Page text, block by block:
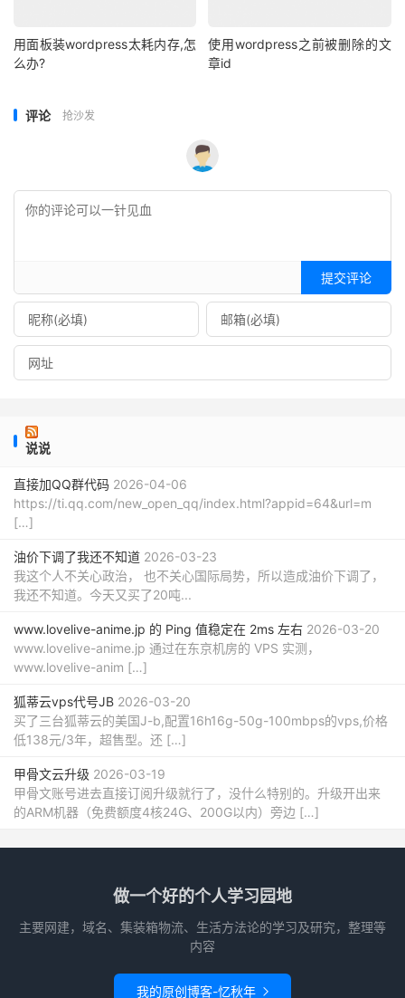
减少文件传输大小。
GTmetrix，测试网站性能，确保缓存设置有效。
备份网站数据：在调整缓存设置前，建议备份WordPress文
件和数据库，以防意外情况。
根据需求选择插件：根据技术水平和预算选择缓存插件，避
站的速度和性能。如果需要进一步的帮助，请随时联系！
用面板装wordpress太耗内存,怎
么办?
使用wordpress之前被删除的文
章id
评论 抢沙发
提交评论
说说
直接加QQ群代码 2026-04-06
https://ti.qq.com/new_open_qq/index.html?appid=64&url=m
[…]
油价下调了我还不知道 2026-03-23
我这个人不关心政治， 也不关心国际局势，所以造成油价下调了，
我还不知道。今天又买了20吨...
www.lovelive-anime.jp 的 Ping 值稳定在 2ms 左右 2026-03-20
www.lovelive-anime.jp 通过在东京机房的 VPS 实测，
www.lovelive-anim […]
狐蒂云vps代号JB 2026-03-20
买了三台狐蒂云的美国J-b,配置16h16g-50g-100mbps的vps,价格
低138元/3年，超售型。还 […]
甲骨文云升级 2026-03-19
甲骨文账号进去直接订阅升级就行了，没什么特别的。升级开出来
的ARM机器（免费额度4核24G、200G以内）旁边 […]
做一个好的个人学习园地
主要网建，域名、集装箱物流、生活方法论的学习及研究，整理等
内容
我的原创博客-忆秋年 